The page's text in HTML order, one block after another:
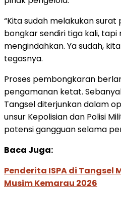
“Kita sudah melakukan
bongkar sendiri tiga kali,
mengindahkan. Ya sudah,
tegasnya.
Proses pembongkaran
pengamanan ketat.
Tangsel diterjunkan dalam
unsur Kepolisian dan Polisi
potensi gangguan selama
Baca Juga:
Penderita ISPA di Tangsel
Musim Kemarau 2026